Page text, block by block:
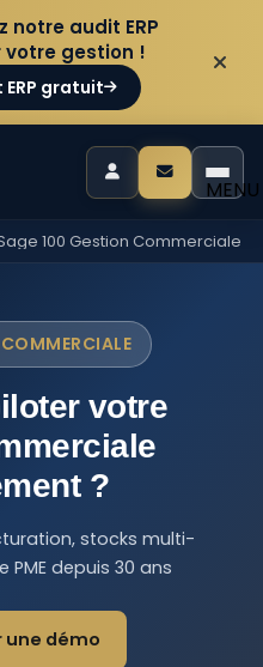
notre audit ERP
gestion !
gratuit
MENU
100 Gestion Commerciale
votre
?
stocks multi-
depuis 30 ans
une démo